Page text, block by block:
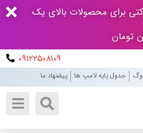
برای محصولات بالای یک
تومان
۰۹۱۲۲۵۰۸۱۰۹
جدول پایه لامپ ها پیشنهاد ما